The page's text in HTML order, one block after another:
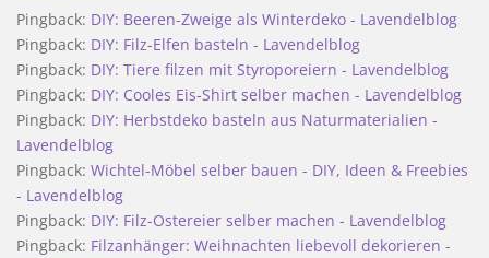
Pingback: DIY: Beeren-Zweige als Winterdeko - Lavendelblog
Pingback: DIY: Filz-Elfen basteln - Lavendelblog
Pingback: DIY: Tiere filzen mit Styroporeiern - Lavendelblog
Pingback: DIY: Cooles Eis-Shirt selber machen - Lavendelblog
Pingback: DIY: Herbstdeko basteln aus Naturmaterialien -
Lavendelblog
Pingback: Wichtel-Möbel selber bauen - DIY, Ideen & Freebies
- Lavendelblog
Pingback: DIY: Filz-Ostereier selber machen - Lavendelblog
Pingback: Filzanhänger: Weihnachten liebevoll dekorieren -